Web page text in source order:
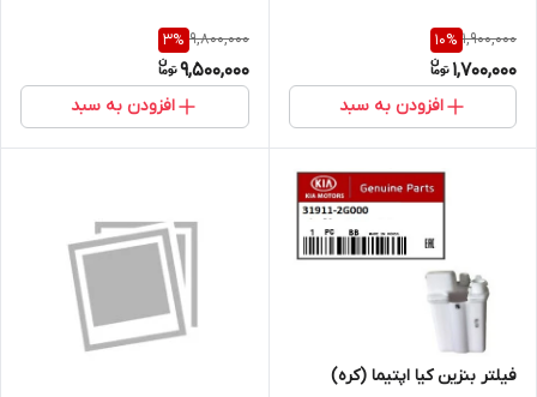
1,900,000
10%
1,700,000
افزودن به سبد
9,800,000
3%
9,500,000
افزودن به سبد
فیلتر بنزین کیا اپتیما (کره)